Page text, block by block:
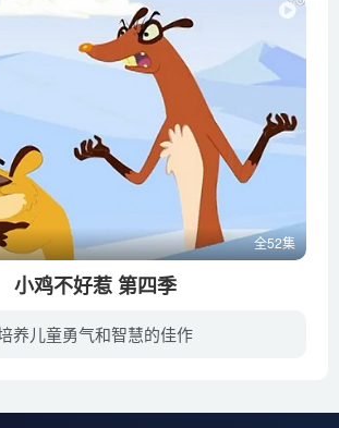
全52集
小鸡不好惹 第四季
养儿童勇气和智慧的佳作